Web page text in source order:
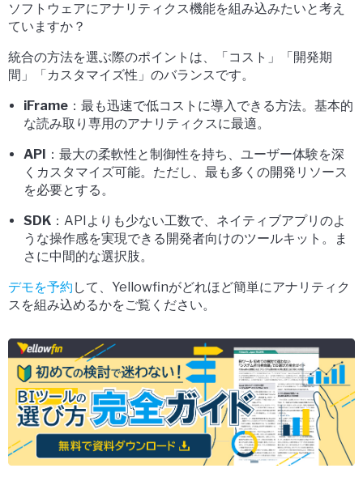
ソフトウェアにアナリティクス機能を組み込みたいと考え
ていますか？
統合の方法を選ぶ際のポイントは、「コスト」「開発期
間」「カスタマイズ性」のバランスです。
iFrame ：最も迅速で低コストに導入できる方法。基本的
な読み取り専用のアナリティクスに最適。
API
：最大の柔軟性と制御性を持ち、ユーザー体験を深
くカスタマイズ可能。ただし、最も多くの開発リソース
を必要とする。
SDK ：APIよりも少ない工数で、ネイティブアプリのよ
うな操作感を実現できる開発者向けのツールキット。ま
さに中間的な選択肢。
デモを予約 して、Yellowfinがどれほど簡単にアナリティク
スを組み込めるかをご覧ください。